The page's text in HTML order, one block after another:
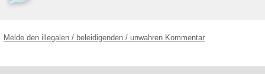
Melde den illegalen / beleidigenden / unwahren Kommentar